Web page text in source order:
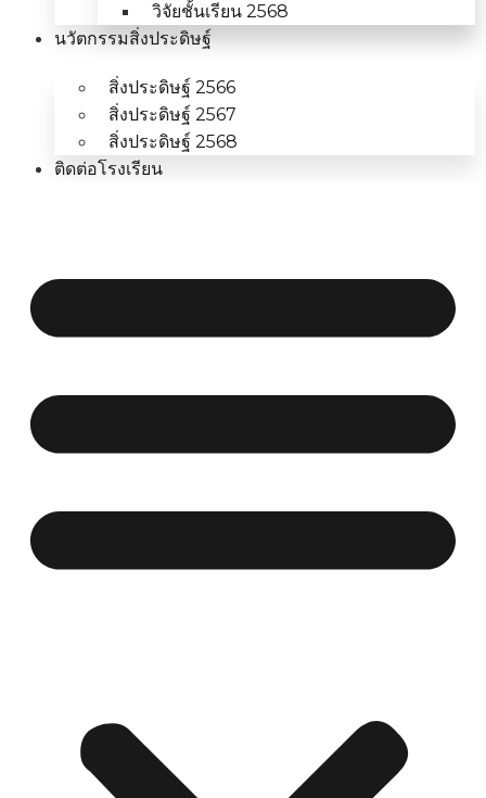
วิจัยชั้นเรียน 2568
นวัตกรรมสิ่งประดิษฐ์
สิ่งประดิษฐ์ 2566
สิ่งประดิษฐ์ 2567
สิ่งประดิษฐ์ 2568
ติดต่อโรงเรียน